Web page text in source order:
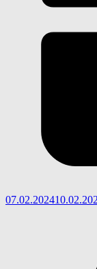
07.02.2024